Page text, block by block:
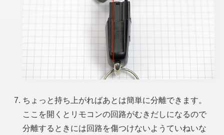
ちょっと持ち上がればあとは簡単に分離できます。
ここを開くとリモコンの回路がむきだしになるので
分離するときには回路を傷つけないようていねいな